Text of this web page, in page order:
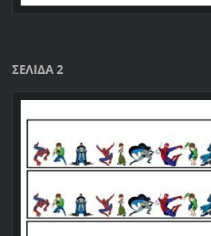
ΣΕΛΙΔΑ 2